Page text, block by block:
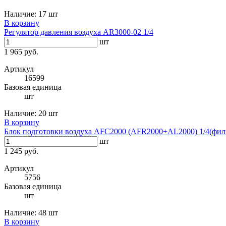
Наличие: 17 шт
В корзину
Регулятор давления воздуха AR3000-02 1/4
шт
1 965 руб.
Артикул
16599
Базовая единица
шт
Наличие: 20 шт
В корзину
Блок подготовки воздуха AFC2000 (AFR2000+AL2000) 1/
шт
1 245 руб.
Артикул
5756
Базовая единица
шт
Наличие: 48 шт
В корзину